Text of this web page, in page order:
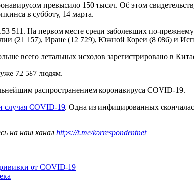
превысило 150 тысяч. Об этом
в субботу, 14 марта.
511. На первом месте среди заболевших по-
(21 157), Иране (12 729), Южной Кореи (8 086) и
всего летальных исходов зарегистрировано в
72 587 людям.
распространением коронавируса COVID-19.
случая COVID-19. Одна из инфицированных
на наш канал https://t.me/korrespondentnet
от COVID-19